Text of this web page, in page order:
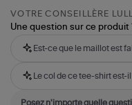
VOTRE CONSEILLÈRE LULLI
Une question sur ce produit
Est-ce que le maillot est
Le col de ce tee-shirt est-